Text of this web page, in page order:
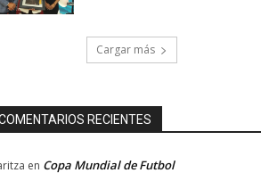
Cargar más
RECIENTES
en Copa Mundial de Futbol